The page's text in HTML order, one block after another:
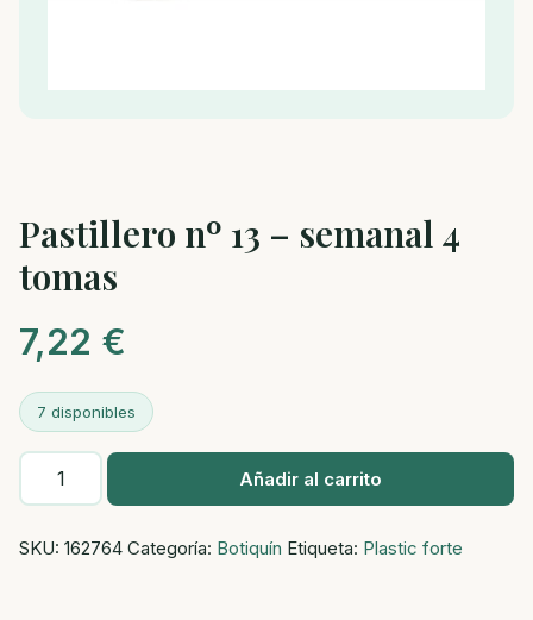
Pastillero nº 13 – semanal 4
tomas
7,22 €
7 disponibles
Pastillero
-
Añadir al carrito
SKU: 162764 Categoría: Botiquín Etiqueta: Plastic forte